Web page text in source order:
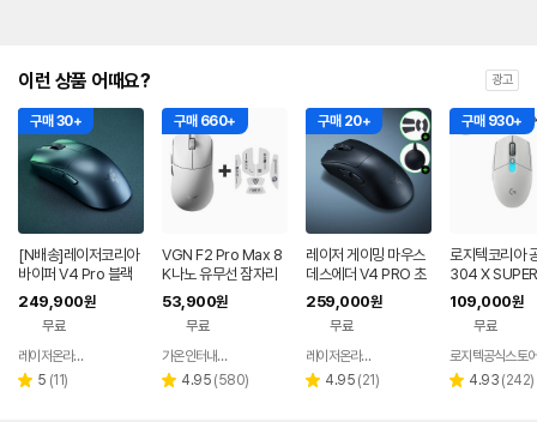
이런 상품 어때요? 광고
구매 30+
[N배송]레이저코리아
바이퍼 V4 Pro 블랙
바브사 무선 게이밍 마
우스 2세대 동글+그립
[오늘주문 내일도착]
249,900원
무료
레이저온라인스토어
별 5 리
(11)
구매 660+
VGN F2 Pro Max 8
K나노 유무선 잠자리
게이밍 마우스 화이트
53,900원
무료
페이
가온인터내셔날
별 4.95 리
(580)
구매 20+
레이저 게이밍 마우스
데스에더 V4 PRO 초
경량 FPS 프로 무선 마
우스
259,000원
무료
레이저온라인스토어
별 4.95 리
(21)
구매 930+
로지텍코리아
304 X
T 게이밍 마우
트
109,000원
무료
로지텍공식스토
별 4.93 리
(242)